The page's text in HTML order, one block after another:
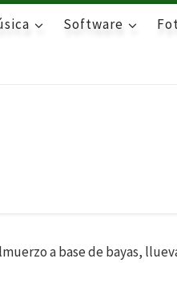
Software
a base de bayas,